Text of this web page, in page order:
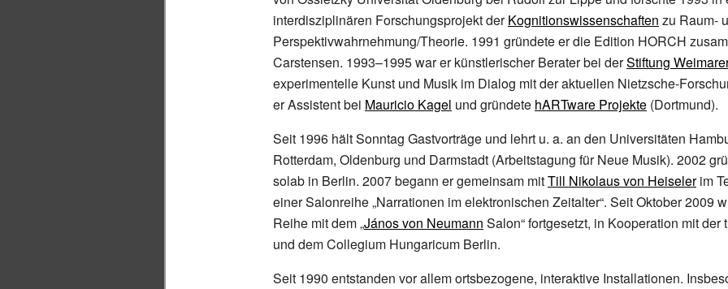
interdisziplinären Forschungsprojekt derKognitionswissenschaften zu Raum-
Perspektivwahrnehmung/Theorie. 1991 gründete er die Edition HORCH
Carstensen. 1993–1995 war er künstlerischer Berater bei derStiftung
experimentelle Kunst und Musik im Dialog mit der aktuellen Nietzsche-
er Assistent bei Mauricio Kagel und gründete hARTware Projekte (Dortmund).
Seit 1996 hält Sonntag Gastvorträge und lehrt u. a. an den Universitäten
Rotterdam, Oldenburg und Darmstadt (Arbeitstagung für Neue Musik). 2002
solab in Berlin. 2007 begann er gemeinsam mitTill Nikolaus von Heiselerim
einer Salonreihe „Narrationen im elektronischen Zeitalter“. Seit Oktober 2009
Reihe mit dem „János von Neumann Salon“ fortgesetzt, in Kooperation mit der
und dem Collegium Hungaricum Berlin.
Seit 1990 entstanden vor allem ortsbezogene, interaktive Installationen.